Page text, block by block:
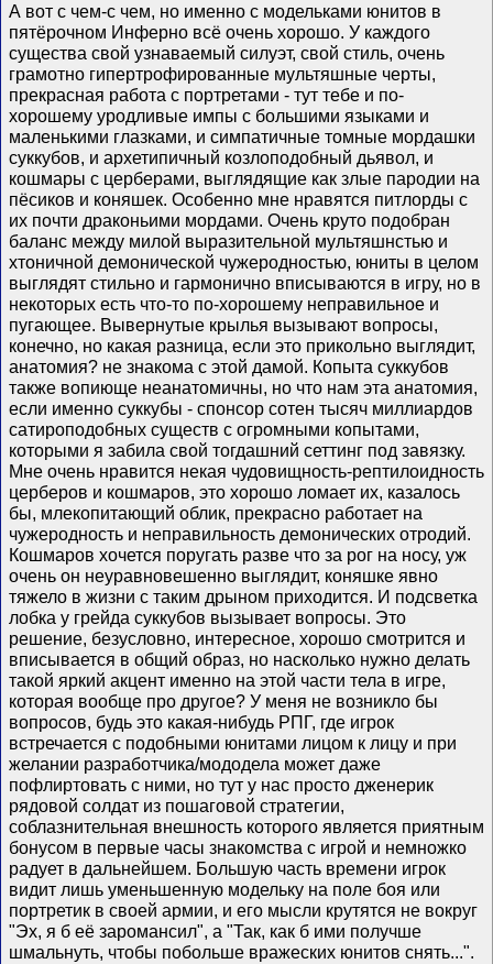
А вот с чем-с чем, но именно с модельками юнитов в
пятёрочном Инферно всё очень хорошо. У каждого
существа свой узнаваемый силуэт, свой стиль, очень
грамотно гипертрофированные мультяшные черты,
прекрасная работа с портретами - тут тебе и по-
хорошему уродливые импы с большими языками и
маленькими глазками, и симпатичные томные мордашки
суккубов, и архетипичный козлоподобный дьявол, и
кошмары с церберами, выглядящие как злые пародии на
пёсиков и коняшек. Особенно мне нравятся питлорды с
их почти драконьими мордами. Очень круто подобран
баланс между милой выразительной мультяшнстью и
хтоничной демонической чужеродностью, юниты в целом
выглядят стильно и гармонично вписываются в игру, но в
некоторых есть что-то по-хорошему неправильное и
пугающее. Вывернутые крылья вызывают вопросы,
конечно, но какая разница, если это прикольно выглядит,
анатомия? не знакома с этой дамой. Копыта суккубов
также вопиюще неанатомичны, но что нам эта анатомия,
если именно суккубы - спонсор сотен тысяч миллиардов
сатироподобных существ с огромными копытами,
которыми я забила свой тогдашний сеттинг под завязку.
Мне очень нравится некая чудовищность-рептилоидность
церберов и кошмаров, это хорошо ломает их, казалось
бы, млекопитающий облик, прекрасно работает на
чужеродность и неправильность демонических отродий.
Кошмаров хочется поругать разве что за рог на носу, уж
очень он неуравновешенно выглядит, коняшке явно
тяжело в жизни с таким дрыном приходится. И подсветка
лобка у грейда суккубов вызывает вопросы. Это
решение, безусловно, интересное, хорошо смотрится и
вписывается в общий образ, но насколько нужно делать
такой яркий акцент именно на этой части тела в игре,
которая вообще про другое? У меня не возникло бы
вопросов, будь это какая-нибудь РПГ, где игрок
встречается с подобными юнитами лицом к лицу и при
желании разработчика/мододела может даже
пофлиртовать с ними, но тут у нас просто дженерик
рядовой солдат из пошаговой стратегии,
соблазнительная внешность которого является приятным
бонусом в первые часы знакомства с игрой и немножко
радует в дальнейшем. Большую часть времени игрок
видит лишь уменьшенную модельку на поле боя или
портретик в своей армии, и его мысли крутятся не вокруг
"Эх, я б её заромансил", а "Так, как б ими получше
шмальнуть, чтобы побольше вражеских юнитов снять...".